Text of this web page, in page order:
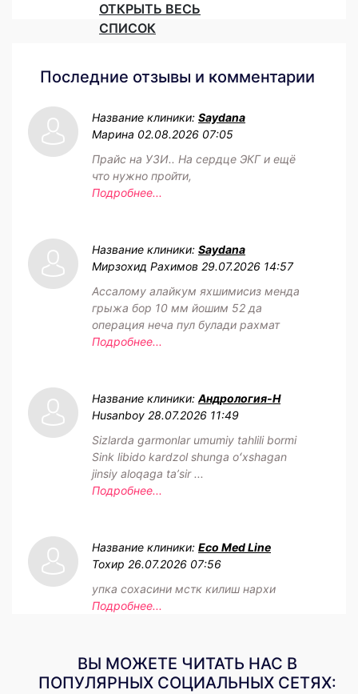
ОТКРЫТЬ ВЕСЬ
СПИСОК
Последние отзывы и комментарии
Название клиники: Saydana
Марина 02.08.2026 07:05
Прайс на УЗИ.. На сердце ЭКГ и ещё
что нужно пройти,
Подробнее...
Название клиники: Saydana
Мирзохид Рахимов 29.07.2026 14:57
Ассалому алайкум яхшимисиз менда
грыжа бор 10 мм йошим 52 да
операция неча пул булади рахмат
Подробнее...
Название клиники:Андрология-Н
Husanboy 28.07.2026 11:49
Sizlarda garmonlar umumiy tahlili bormi
Sink libido kardzol shunga oʻxshagan
jinsiy aloqaga taʼsir ...
Подробнее...
Название клиники: Eco Med Line
Тохир 26.07.2026 07:56
упка сохасини мстк килиш нархи
Подробнее...
ВЫ МОЖЕТЕ ЧИТАТЬ НАС В
ПОПУЛЯРНЫХ СОЦИАЛЬНЫХ СЕТЯХ: